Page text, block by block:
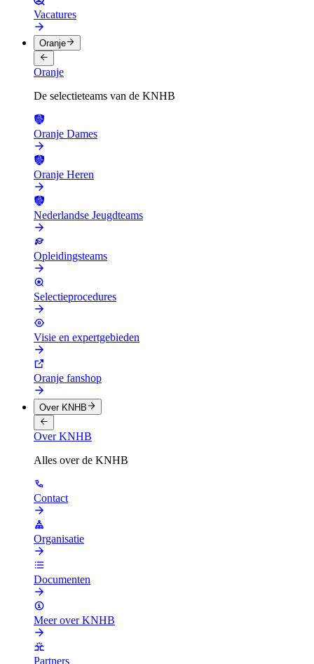
Vacatures
Oranje
Oranje
De selectieteams van de KNHB
Oranje Dames
Oranje Heren
Nederlandse Jeugdteams
Opleidingsteams
Selectieprocedures
Visie en expertgebieden
Oranje fanshop
Over KNHB
Over KNHB
Alles over de KNHB
Contact
Organisatie
Documenten
Meer over KNHB
Partners